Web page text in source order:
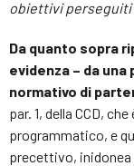
obiettivi perseguiti
Da quanto sopra
evidenza – da una
normativo di
par. 1, della CCD,
programmatico, e
precettivo, inidonea